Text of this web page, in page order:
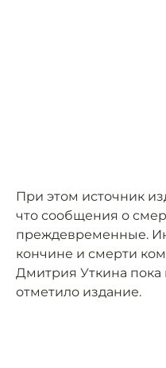
При этом источник
что сообщения о
преждевременные.
кончине и смерти
Дмитрия Уткина
отметило издание.